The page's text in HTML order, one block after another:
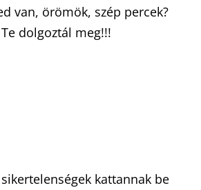
van, örömök, szép percek?
dolgoztál meg!!!
kattannak be